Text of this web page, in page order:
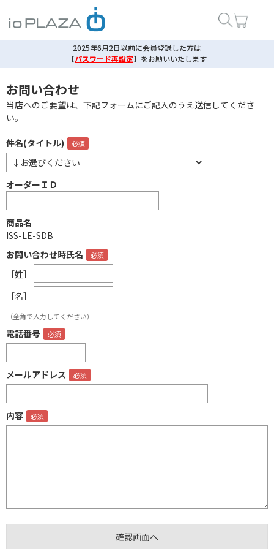
2025年6月2日以前に会員登録した方は
【パスワード再設定】 をお願いいたします
お問い合わせ
当店へのご要望は、下記フォームにご記入のうえ送信してくださ
い。
件名(タイトル)
オーダーＩＤ
商品名
ISS-LE-SDB
お問い合わせ時氏名
［姓］
［名］
（全角で入力してください）
電話番号
メールアドレス
内容